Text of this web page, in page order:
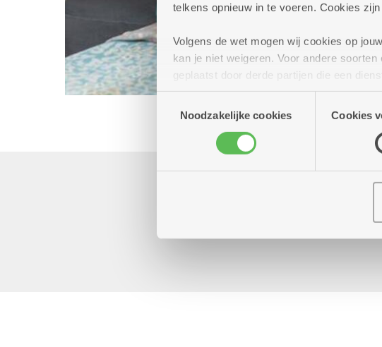
telkens opnieuw in te voeren. Cookies
Volgens de wet mogen wij cookies op
kan je niet weigeren. Voor andere
geplaatst door derde partijen die een
(geanonimiseerd) gebruik van onze site
combineren met andere informatie die je
Toestemmingsselectie
Noodzakelijke cookies
Cookies
Mijn
liever dan